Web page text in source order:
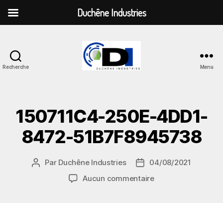
Recherche Menu
150711C4-250E-4DD1-
8472-51B7F8945738
Auteur
Par Duchêne Industries
Date
de
04/08/2021
Aucun commentairesur
Duchêne Industries